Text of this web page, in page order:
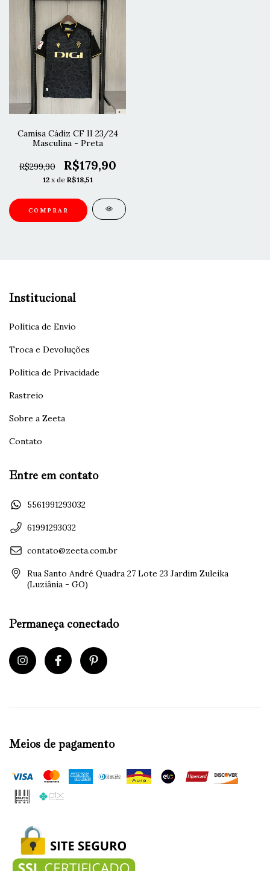
Camisa Cádiz CF II 23/24
Masculina - Preta
R$299,90 R$179,90
12 x de R$18,51
COMPRAR
Institucional
Política de Envio
Troca e Devoluções
Política de Privacidade
Rastreio
Sobre a Zeeta
Contato
Entre em contato
5561991293032
61991293032
contato@zeeta.com.br
Rua Santo André Quadra 27 Lote 23 Jardim Zuleika
(Luziânia - GO)
Permaneça conectado
Meios de pagamento